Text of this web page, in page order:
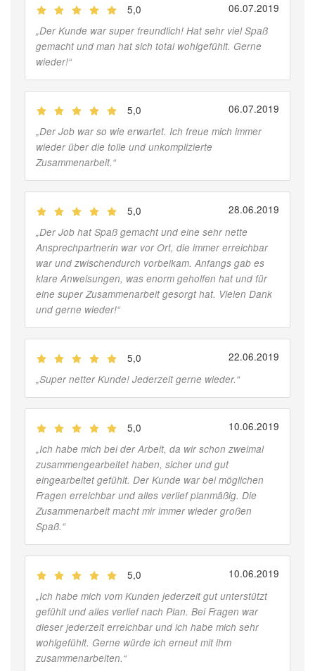
5,0 06.07.2019
„Der Kunde war super freundlich! Hat sehr viel Spaß
gemacht und man hat sich total wohlgefühlt. Gerne
wieder!“
5,0 06.07.2019
„Der Job war so wie erwartet. Ich freue mich immer
wieder über die tolle und unkomplizierte
Zusammenarbeit.“
5,0 28.06.2019
„Der Job hat Spaß gemacht und eine sehr nette
Ansprechpartnerin war vor Ort, die immer erreichbar
war und zwischendurch vorbeikam. Anfangs gab es
klare Anweisungen, was enorm geholfen hat und für
eine super Zusammenarbeit gesorgt hat. Vielen Dank
und gerne wieder!“
5,0 22.06.2019
„Super netter Kunde! Jederzeit gerne wieder.“
5,0 10.06.2019
„Ich habe mich bei der Arbeit, da wir schon zweimal
zusammengearbeitet haben, sicher und gut
eingearbeitet gefühlt. Der Kunde war bei möglichen
Fragen erreichbar und alles verlief planmäßig. Die
Zusammenarbeit macht mir immer wieder großen
Spaß.“
5,0 10.06.2019
„Ich habe mich vom Kunden jederzeit gut unterstützt
gefühlt und alles verlief nach Plan. Bei Fragen war
dieser jederzeit erreichbar und ich habe mich sehr
wohlgefühlt. Gerne würde ich erneut mit ihm
zusammenarbeiten.“